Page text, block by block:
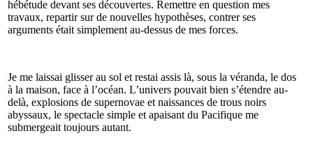
hébétude devant ses découvertes. Remettre en question mes
travaux, repartir sur de nouvelles hypothèses, contrer ses
arguments était simplement au-dessus de mes forces.
Je me laissai glisser au sol et restai assis là, sous la véranda, le dos
à la maison, face à l’océan. L’univers pouvait bien s’étendre au-
delà, explosions de supernovae et naissances de trous noirs
abyssaux, le spectacle simple et apaisant du Pacifique me
submergeait toujours autant.